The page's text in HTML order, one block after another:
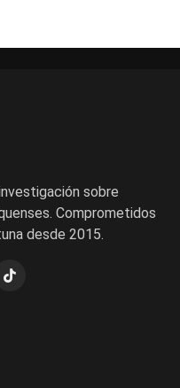
sobre
Comprometidos
desde 2015.